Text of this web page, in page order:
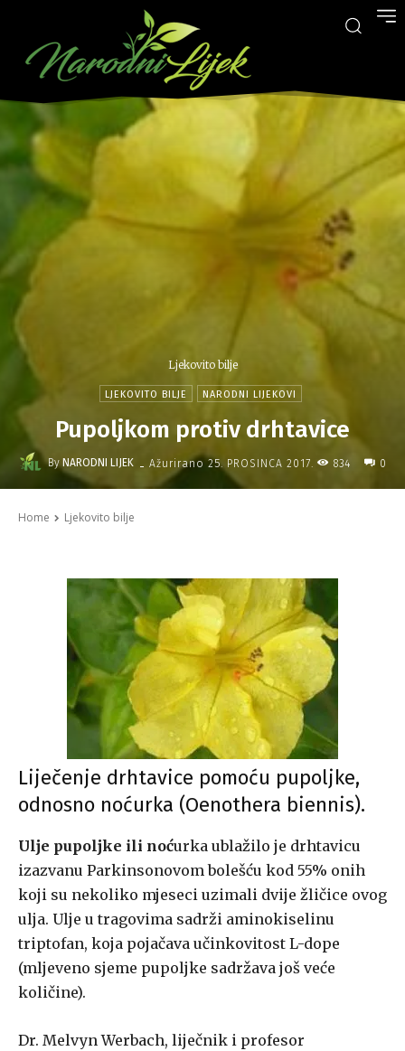
Ljekovito bilje
LJEKOVITO BILJE NARODNI LIJEKOVI
Pupoljkom protiv drhtavice
By NARODNI LIJEK - Ažurirano 25. PROSINCA 2017. 834 0
Home Ljekovito bilje
Liječenje drhtavice pomoću pupoljke,
odnosno noćurka (Oenothera biennis).
Ulje pupoljke ili noćurka ublažilo je drhtavicu
izazvanu Parkinsonovom bolešću kod 55% onih
koji su nekoliko mjeseci uzimali dvije žličice ovog
ulja. Ulje u tragovima sadrži aminokiselinu
triptofan, koja pojačava učinkovitost L-dope
(mljeveno sjeme pupoljke sadržava još veće
količine).
Dr. Melvyn Werbach, liječnik i profesor